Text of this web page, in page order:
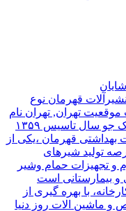
شیرآلات قهرمان نوع
تهران, تهران نام
مدیر قهرمان نیک جو سال تاسیس ۱۳۵۹
بهداشتی قهرمان ،یکی از
تولید شیرهای
و تجهیزات حمام وشیر
و بیمارستانی است
با بهره گیری از
و ماشین الات روز دنیا